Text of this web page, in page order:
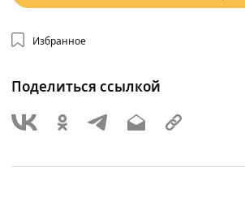
Избранное
Поделиться ссылкой